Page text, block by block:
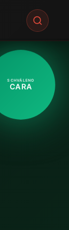
SCHVÁLENO
CARA